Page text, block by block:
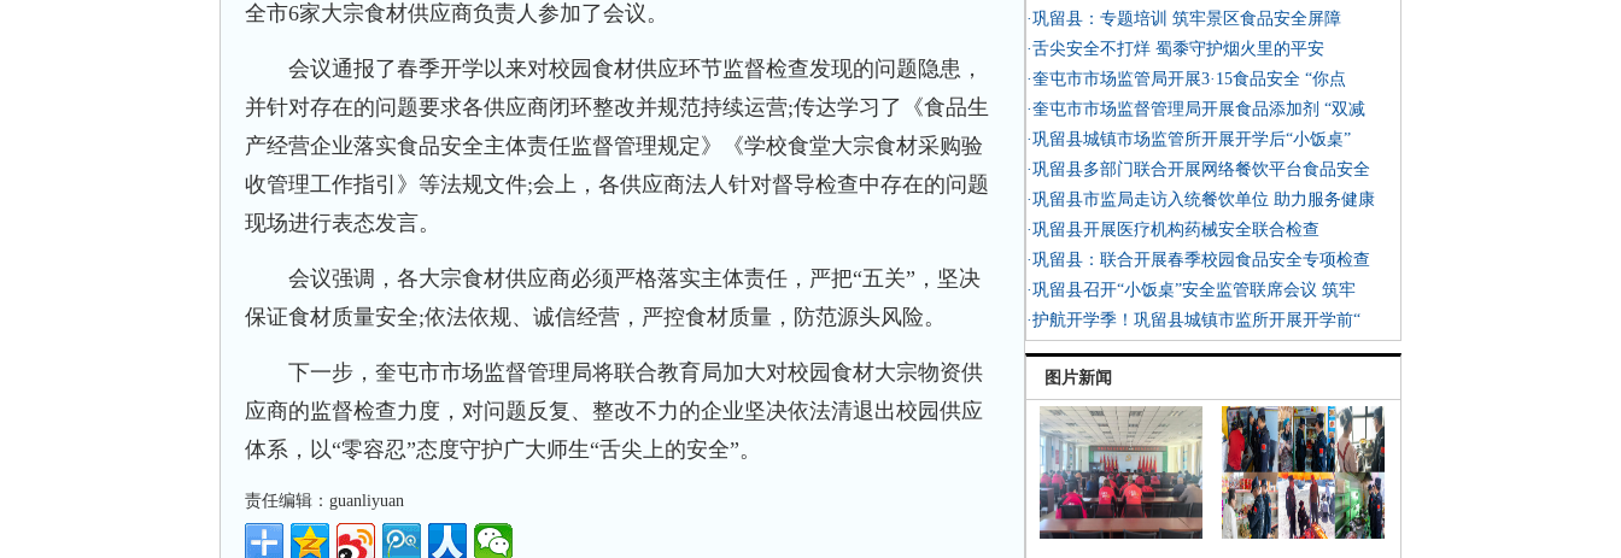
全市6家大宗食材供应商负责人参加了会议。
会议通报了春季开学以来对校园食材供应环节监督检查发现的问题隐患，
并针对存在的问题要求各供应商闭环整改并规范持续运营;传达学习了《食品生
产经营企业落实食品安全主体责任监督管理规定》《学校食堂大宗食材采购验
收管理工作指引》等法规文件;会上，各供应商法人针对督导检查中存在的问题
现场进行表态发言。
会议强调，各大宗食材供应商必须严格落实主体责任，严把“五关”，坚决
保证食材质量安全;依法依规、诚信经营，严控食材质量，防范源头风险。
下一步，奎屯市市场监督管理局将联合教育局加大对校园食材大宗物资供
应商的监督检查力度，对问题反复、整改不力的企业坚决依法清退出校园供应
体系，以“零容忍”态度守护广大师生“舌尖上的安全”。
责任编辑：guanliyuan
·巩留县：专题培训 筑牢景区食品安全屏障
·舌尖安全不打烊 蜀黍守护烟火里的平安
·奎屯市市场监管局开展3·15食品安全 “你点
·奎屯市市场监督管理局开展食品添加剂 “双减
·巩留县城镇市场监管所开展开学后“小饭桌”
·巩留县多部门联合开展网络餐饮平台食品安全
·巩留县市监局走访入统餐饮单位 助力服务健康
·巩留县开展医疗机构药械安全联合检查
·巩留县：联合开展春季校园食品安全专项检查
·巩留县召开“小饭桌”安全监管联席会议 筑牢
·护航开学季！巩留县城镇市监所开展开学前“
图片新闻